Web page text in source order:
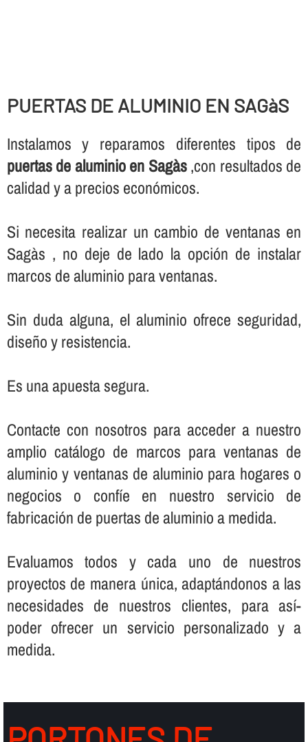
PUERTAS DE ALUMINIO EN SAGàS
Instalamos y reparamos diferentes tipos de
puertas de aluminio en Sagàs,con resultados de
calidad y a precios económicos.
Si necesita realizar un cambio de ventanas en
Sagàs , no deje de lado la opción de instalar
marcos de aluminio para ventanas.
Sin duda alguna, el aluminio ofrece seguridad,
diseño y resistencia.
Es una apuesta segura.
Contacte con nosotros para acceder a nuestro
amplio catálogo de marcos para ventanas de
aluminio y ventanas de aluminio para hogares o
negocios o confí­e en nuestro servicio de
fabricación de puertas de aluminio a medida.
Evaluamos todos y cada uno de nuestros
proyectos de manera única, adaptándonos a las
necesidades de nuestros clientes, para así­
poder ofrecer un servicio personalizado y a
medida.